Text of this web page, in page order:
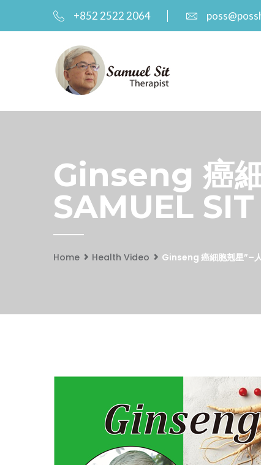
+852 2522 2064
Ginseng 癌
SAMUEL SIT
Home Health Video Ginseng 癌細胞剋星”–